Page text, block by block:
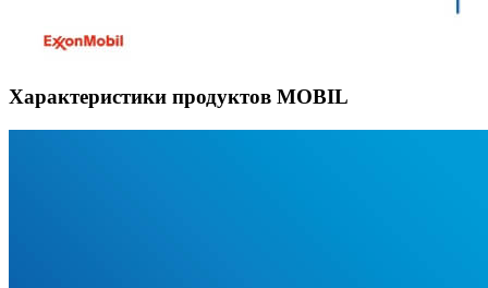
Характеристики продуктов MOBIL